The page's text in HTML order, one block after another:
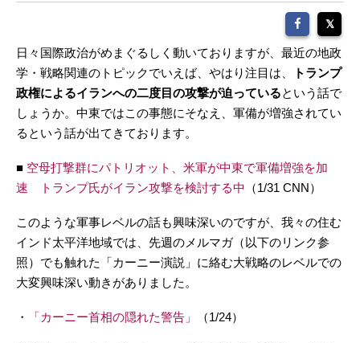
日々国際政治がめまぐるしく動いておりますが、最近の地政
学・戦略関連のトピックでいえば、やはり注目は、
トランプ
政権によるイランへの二度目の攻撃が迫っているという話で
しょうか。中東ではこの事態にそなえ、軍備が増強されてい
るという話が出てきております。
■ 空母打撃群にパトリオット、米軍が中東で軍備増強を加
速 トランプ氏がイラン攻撃を検討する中
（1/31 CNN）
このような軍事レベルの話も興味深いのですが、我々の住む
インド太平洋地域では、先週のメルマガ（以下のリンク参
照）でも触れた「カーニー演説」に絡む大戦略のレベルでの
大変興味深い動きがありました。
・ 「カーニー首相の隠れた警告」 （1/24）